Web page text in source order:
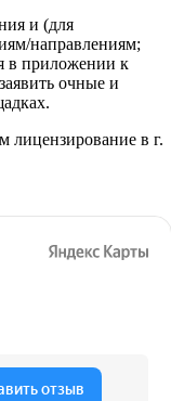
и (для
направлениям;
в приложении к
очные и
лицензирование в г.